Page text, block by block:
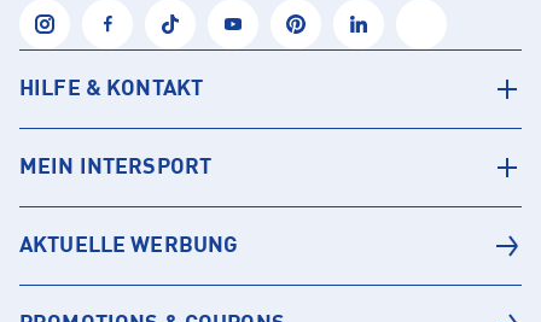
HILFE & KONTAKT
MEIN INTERSPORT
AKTUELLE WERBUNG